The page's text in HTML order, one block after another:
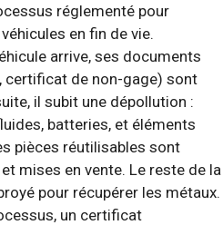
réglementé pour
en fin de vie.
arrive, ses documents
certificat de non-gage) sont
il subit une dépollution :
batteries, et éléments
pièces réutilisables sont
mises en vente. Le reste de la
pour récupérer les métaux.
un certificat